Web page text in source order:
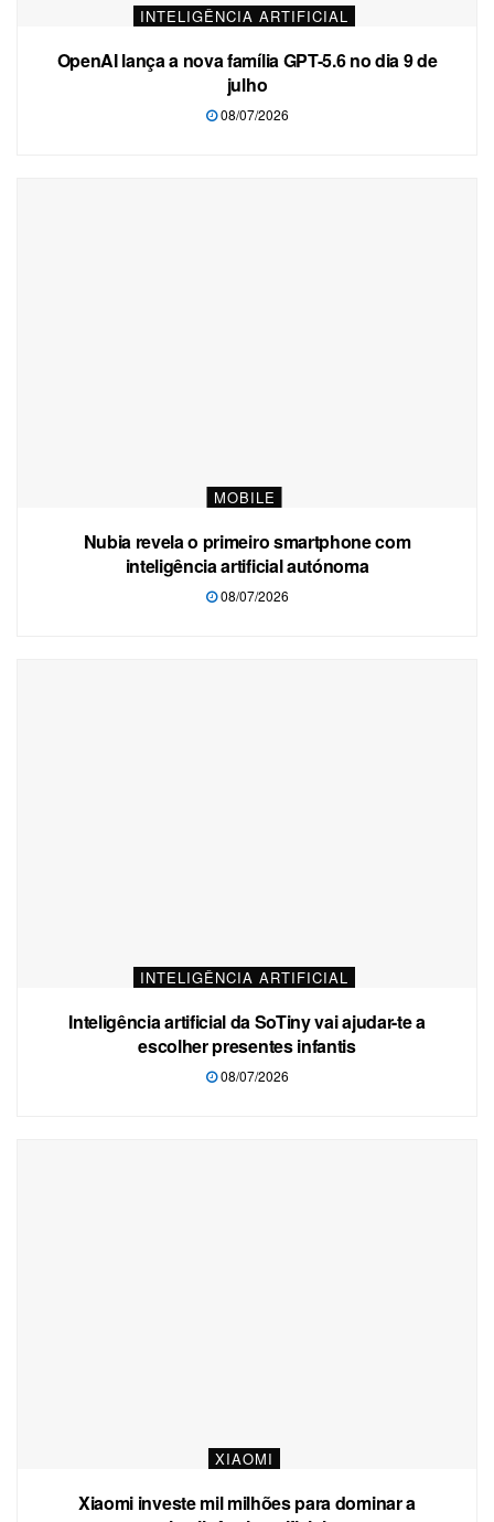
INTELIGÊNCIA ARTIFICIAL
OpenAI lança a nova família GPT-5.6 no dia 9 de
julho
08/07/2026
MOBILE
Nubia revela o primeiro smartphone com
inteligência artificial autónoma
08/07/2026
INTELIGÊNCIA ARTIFICIAL
Inteligência artificial da SoTiny vai ajudar-te a
escolher presentes infantis
08/07/2026
XIAOMI
Xiaomi investe mil milhões para dominar a